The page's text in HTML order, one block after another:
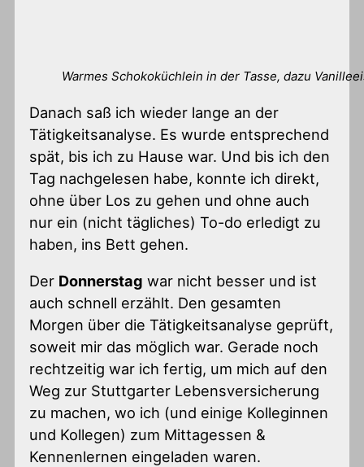
Warmes Schokoküchlein in der Tasse, dazu
Danach saß ich wieder lange an der
Tätigkeitsanalyse. Es wurde entsprechend
spät, bis ich zu Hause war. Und bis ich den
Tag nachgelesen habe, konnte ich direkt,
ohne über Los zu gehen und ohne auch
nur ein (nicht tägliches) To-do erledigt zu
haben, ins Bett gehen.
Der Donnerstag war nicht besser und ist
auch schnell erzählt. Den gesamten
Morgen über die Tätigkeitsanalyse geprüft,
soweit mir das möglich war. Gerade noch
rechtzeitig war ich fertig, um mich auf den
Weg zur Stuttgarter Lebensversicherung
zu machen, wo ich (und einige Kolleginnen
und Kollegen) zum Mittagessen &
Kennenlernen eingeladen waren.